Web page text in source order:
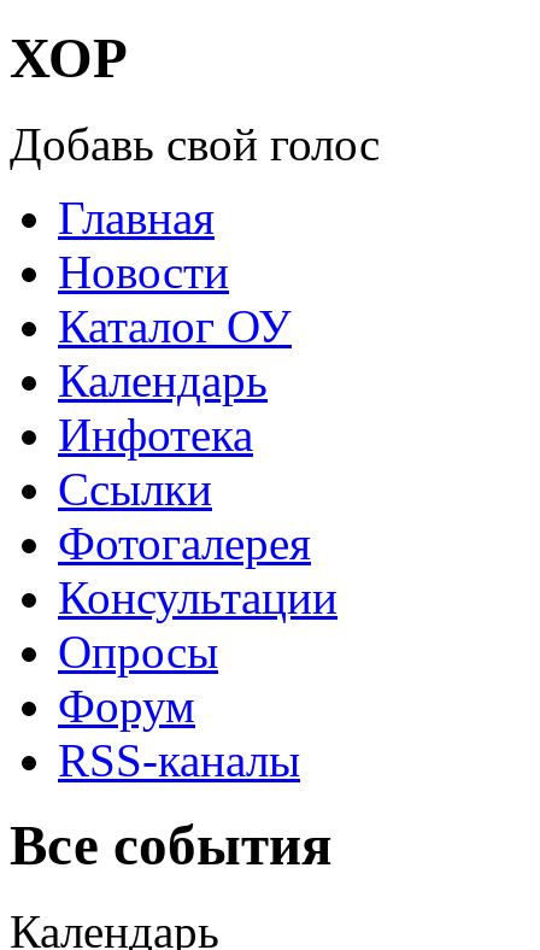
ХОР
Добавь свой голос
Главная
Новости
Каталог ОУ
Календарь
Инфотека
Ссылки
Фотогалерея
Консультации
Опросы
Форум
RSS-каналы
Все события
Календарь